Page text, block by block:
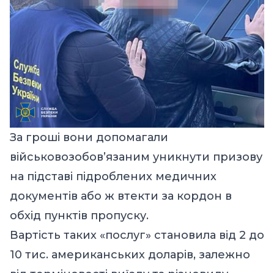
За гроші вони допомагали
військовозобов’язаним уникнути призову
на підставі підроблених медичних
документів або ж втекти за кордон в
обхід пунктів пропуску.
Вартість таких «послуг» становила від 2 до
10 тис. американських доларів, залежно